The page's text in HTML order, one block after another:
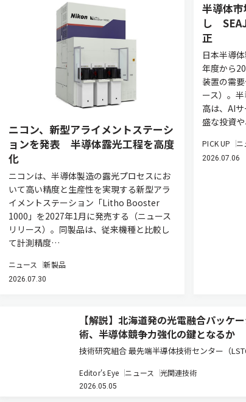
ニコン、新型アライメントステーシ
ョンを発表 半導体露光工程を高度
化
ニコンは、半導体製造の露光プロセスにお
いて高い精度と生産性を実現する新型アラ
イメントステーション「Litho Booster
1000」を2027年1月に発売する（ニュース
リリース）。同製品は、従来機種と比較し
て計測精度…
ニュース 新製品
2026.07.30
半導体
し
正
日本半導
年度から
装置の需
ース）。
高は、AI
盛な投資
PICK UP ニ
2026.07.06
【解説】北海道発の光電融合パッケ
術、半導体競争力強化の鍵となるか
技術研究組合 最先端半導体技術センター（
の半導体戦略において重要な転換点を示してい
スト5G時代におけるデータ通信量の爆発的増大
Editor's Eye ニュース 光関連技術
2026.05.05